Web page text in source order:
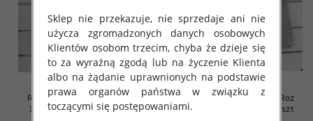
Rybaczki damskie jeansy Roz
XS-XL, 1 Kolor Paczka 10 szt
Rybaczki damskie jeansy Roz
XS-XL, 1 Kolor Paczka 10 szt
Sklep nie przekazuje, nie sprzedaje ani nie
użycza zgromadzonych danych osobowych
Klientów osobom trzecim, chyba że dzieje się
to za wyraźną zgodą lub na życzenie Klienta
albo na żądanie uprawnionych na podstawie
prawa organów państwa w związku z
toczącymi się postępowaniami.